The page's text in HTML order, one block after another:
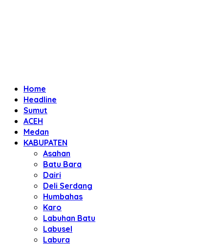
Home
Headline
Sumut
ACEH
Medan
KABUPATEN
Asahan
Batu Bara
Dairi
Deli Serdang
Humbahas
Karo
Labuhan Batu
Labusel
Labura